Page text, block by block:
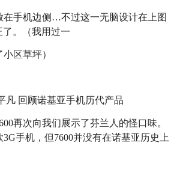
在手机边侧…不过这一无脑设计在上图
了。（我用过一
区草坪）
再次向我们展示了芬兰人的怪口味。
手机，但7600并没有在诺基亚历史上